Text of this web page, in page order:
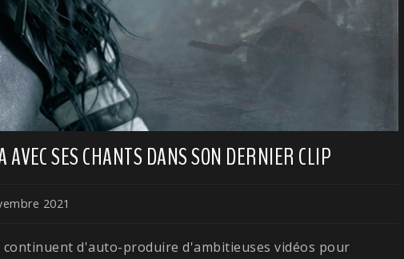
AVEC SES CHANTS DANS SON DERNIER CLIP
2021
continuent d'auto-produire d'ambitieuses vidéos pour